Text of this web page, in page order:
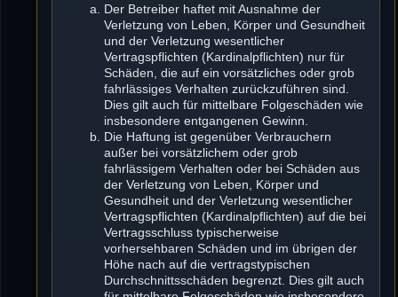
Der Betreiber haftet mit Ausnahme der
Verletzung von Leben, Körper und Gesundheit
und der Verletzung wesentlicher
Vertragspflichten (Kardinalpflichten) nur für
Schäden, die auf ein vorsätzliches oder grob
fahrlässiges Verhalten zurückzuführen sind.
Dies gilt auch für mittelbare Folgeschäden wie
insbesondere entgangenen Gewinn.
Die Haftung ist gegenüber Verbrauchern
außer bei vorsätzlichem oder grob
fahrlässigem Verhalten oder bei Schäden aus
der Verletzung von Leben, Körper und
Gesundheit und der Verletzung wesentlicher
Vertragspflichten (Kardinalpflichten) auf die bei
Vertragsschluss typischerweise
vorhersehbaren Schäden und im übrigen der
Höhe nach auf die vertragstypischen
Durchschnittsschäden begrenzt. Dies gilt auch